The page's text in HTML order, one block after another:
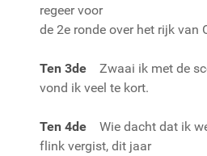
regeer voor
de 2e ronde over het rijk van
Ten 3de Zwaai ik met de
vond ik veel te kort.
Ten 4de Wie dacht dat ik
flink vergist, dit jaar